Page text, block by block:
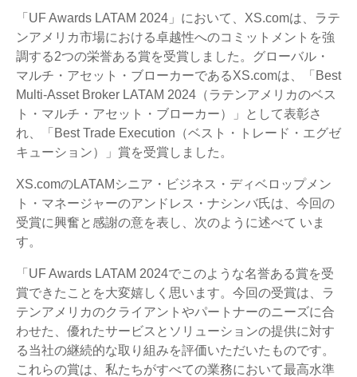
「UF Awards LATAM 2024」において、XS.comは、ラテ
ンアメリカ市場における卓越性へのコミットメントを強
調する2つの栄誉ある賞を受賞しました。グローバル・
マルチ・アセット・ブローカーであるXS.comは、「Best
Multi-Asset Broker LATAM 2024（ラテンアメリカのベス
ト・マルチ・アセット・ブローカー）」として表彰さ
れ、「Best Trade Execution（ベスト・トレード・エグゼ
キューション）」賞を受賞しました。
XS.comのLATAMシニア・ビジネス・ディベロップメン
ト・マネージャーのアンドレス・ナシンバ氏は、今回の
受賞に興奮と感謝の意を表し、次のように述べて いま
す。
「UF Awards LATAM 2024でこのような名誉ある賞を受
賞できたことを大変嬉しく思います。今回の受賞は、ラ
テンアメリカのクライアントやパートナーのニーズに合
わせた、優れたサービスとソリューションの提供に対す
る当社の継続的な取り組みを評価いただいたものです。
これらの賞は、私たちがすべての業務において最高水準